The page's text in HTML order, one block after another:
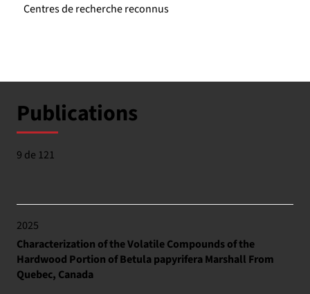
Centres de recherche reconnus
Publications
9 de 121
2025
Characterization of the Volatile Compounds of the
Hardwood Portion of Betula papyrifera Marshall From
Quebec, Canada